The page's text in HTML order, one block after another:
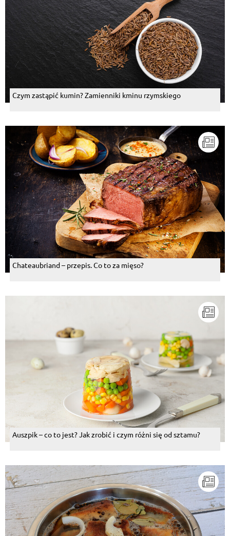
Czym zastąpić kumin? Zamienniki kminu rzymskiego
Chateaubriand – przepis. Co to za mięso?
Auszpik – co to jest? Jak zrobić i czym różni się od sztamu?